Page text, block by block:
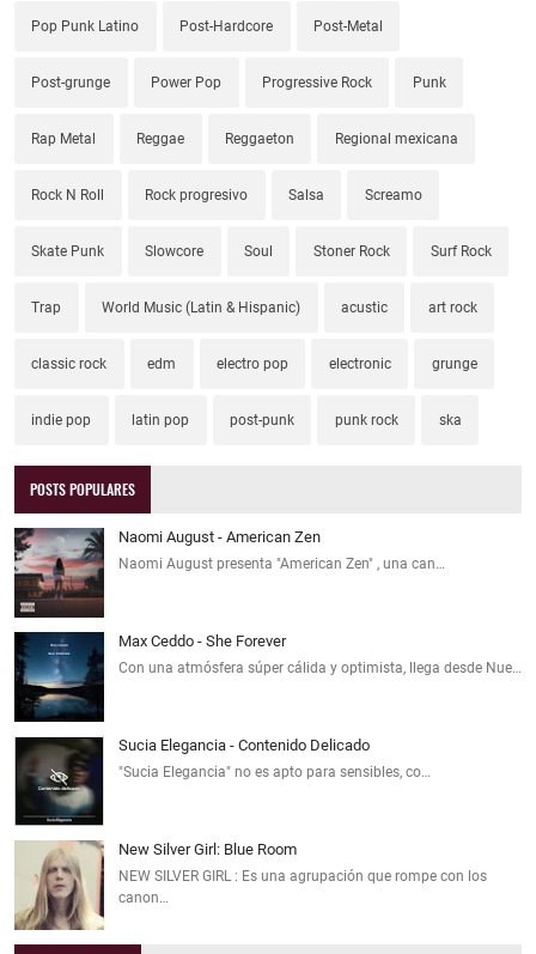
Pop Punk Latino Post-Hardcore Post-Metal
Post-grunge Power Pop Progressive Rock Punk
Rap Metal Reggae Reggaeton Regional mexicana
Rock N Roll Rock progresivo Salsa Screamo
Skate Punk Slowcore Soul Stoner Rock Surf Rock
Trap World Music (Latin & Hispanic) acustic art rock
classic rock edm electro pop electronic grunge
indie pop latin pop post-punk punk rock ska
POSTS POPULARES
Naomi August - American Zen
Naomi August presenta "American Zen" , una can…
Max Ceddo - She Forever
Con una atmósfera súper cálida y optimista, llega desde Nue…
Sucia Elegancia - Contenido Delicado
"Sucia Elegancia" no es apto para sensibles, co…
New Silver Girl: Blue Room
NEW SILVER GIRL : Es una agrupación que rompe con los
canon…